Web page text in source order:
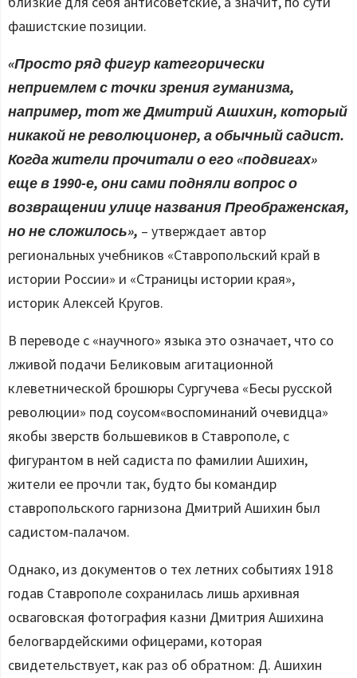
фашистские позиции.
«Просто ряд фигур категорически
неприемлем с точки зрения гуманизма,
например, тот же Дмитрий Ашихин, который
никакой не революционер, а обычный садист.
Когда жители прочитали о его «подвигах»
еще в 1990-е, они сами подняли вопрос о
возвращении улице названия Преображенская,
но не сложилось», – утверждает автор
региональных учебников «Ставропольский край в
истории России» и «Страницы истории края»,
историк Алексей Кругов.
В переводе с «научного» языка это означает, что со
лживой подачи Беликовым агитационной
клеветнической брошюры Сургучева «Бесы русской
революции» под соусом«воспоминаний очевидца»
якобы зверств большевиков в Ставрополе, с
фигурантом в ней садиста по фамилии Ашихин,
жители ее прочли так, будто бы командир
ставропольского гарнизона Дмитрий Ашихин был
садистом-палачом.
Однако, из документов о тех летних событиях 1918
годав Ставрополе сохранилась лишь архивная
осваговская фотография казни Дмитрия Ашихина
белогвардейскими офицерами, которая
свидетельствует, как раз об обратном: Д. Ашихин